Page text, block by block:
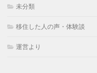
未分類
移住した人の声・体験談
運営より